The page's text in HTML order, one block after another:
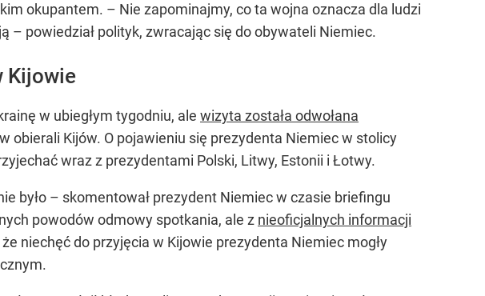
okupantem. – Nie zapominajmy, co ta wojna oznacza dla ludzi
– powiedział polityk, zwracając się do obywateli Niemiec.
Kijowie
w ubiegłym tygodniu, ale wizyta została odwołana
obierali Kijów. O pojawieniu się prezydenta Niemiec w stolicy
wraz z prezydentami Polski, Litwy, Estonii i Łotwy.
było – skomentował prezydent Niemiec w czasie briefingu
powodów odmowy spotkania, ale z nieoficjalnych informacji
że niechęć do przyjęcia w Kijowie prezydenta Niemiec mogły